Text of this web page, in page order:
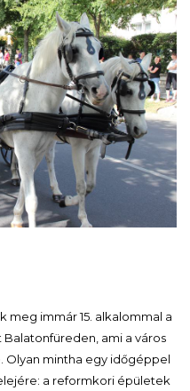
meg immár 15. alkalommal a
Balatonfüreden, ami a város
Olyan mintha egy időgéppel
a reformkori épületek